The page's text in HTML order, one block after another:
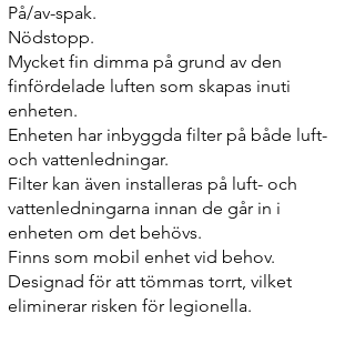
På/av-spak.
Nödstopp.
Mycket fin dimma på grund av den
finfördelade luften som skapas inuti
enheten.
Enheten har inbyggda filter på både luft-
och vattenledningar.
Filter kan även installeras på luft- och
vattenledningarna innan de går in i
enheten om det behövs.
Finns som mobil enhet vid behov.
Designad för att tömmas torrt, vilket
eliminerar risken för legionella.